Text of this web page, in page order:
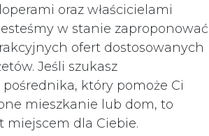
oraz właścicielami
w stanie zaproponować
ofert dostosowanych
Jeśli szukasz
który pomoże Ci
mieszkanie lub dom, to
miejscem dla Ciebie.